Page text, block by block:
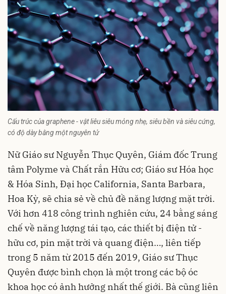
Cấu trúc của graphene - vật liêu siêu mỏng nhẹ, siêu bền và siêu cứng,
có độ dày bằng một nguyên tử
Nữ Giáo sư Nguyễn Thục Quyên, Giám đốc Trung
tâm Polyme và Chất rắn Hữu cơ; Giáo sư Hóa học
& Hóa Sinh, Đại học California, Santa Barbara,
Hoa Kỳ, sẽ chia sẻ về chủ đề năng lượng mặt trời.
Với hơn 418 công trình nghiên cứu, 24 bằng sáng
chế về năng lượng tái tạo, các thiết bị điện tử -
hữu cơ, pin mặt trời và quang điện…, liên tiếp
trong 5 năm từ 2015 đến 2019, Giáo sư Thục
Quyên được bình chọn là một trong các bộ óc
khoa học có ảnh hưởng nhất thế giới. Bà cũng liên